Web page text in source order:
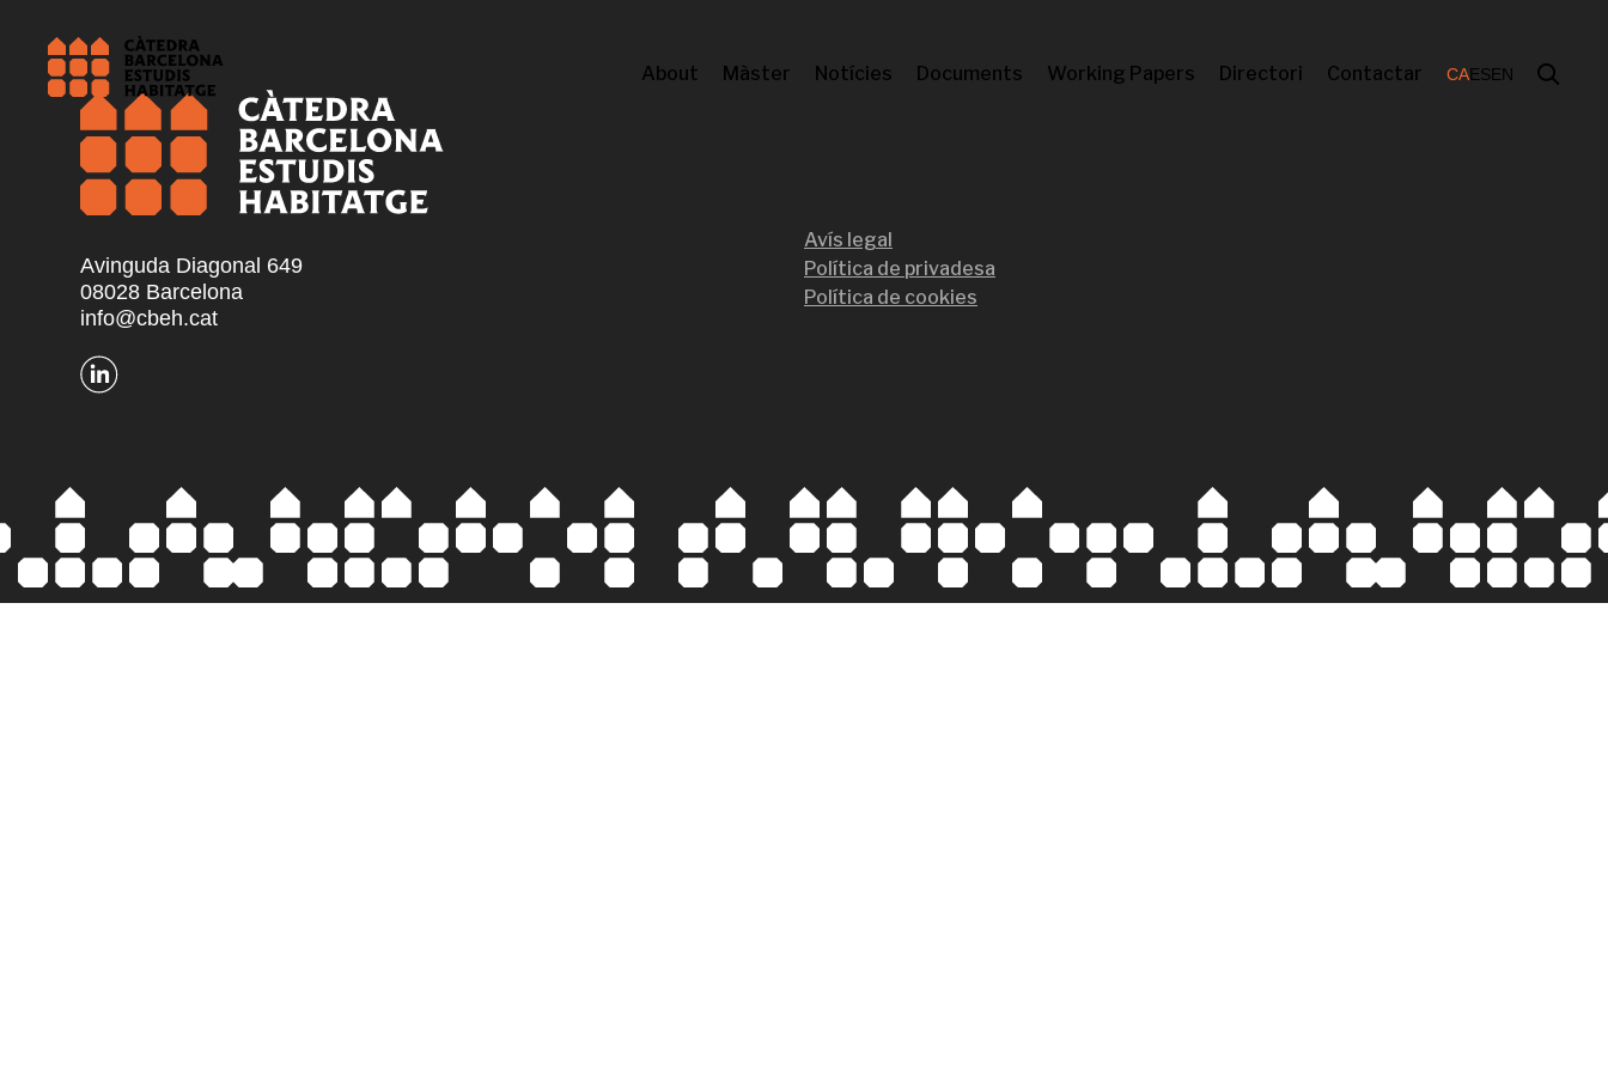
About Màster Notícies Documents Working Papers Directori Contactar CAESEN
Avinguda Diagonal 649
08028 Barcelona
info@cbeh.cat
Avís legal
Política de privadesa
Política de cookies